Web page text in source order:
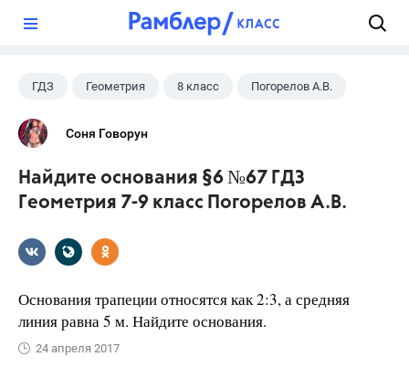
ГДЗ Геометрия 8 класс Погорелов А.В.
Соня Говорун
Найдите основания §6 №67 ГДЗ
Геометрия 7-9 класс Погорелов А.В.
Основания трапеции относятся как 2:3, а средняя
линия равна 5 м. Найдите основания.
24 апреля 2017